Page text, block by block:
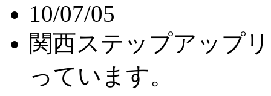
10/07/05
関西ステップアップ
っています。